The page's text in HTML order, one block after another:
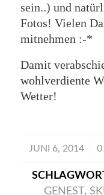
sein..) und
Fotos! Vielen
mitnehmen :-*
Damit
wohlverdiente
Wetter!
JUNI 6, 2014
/ 0
GENEST,